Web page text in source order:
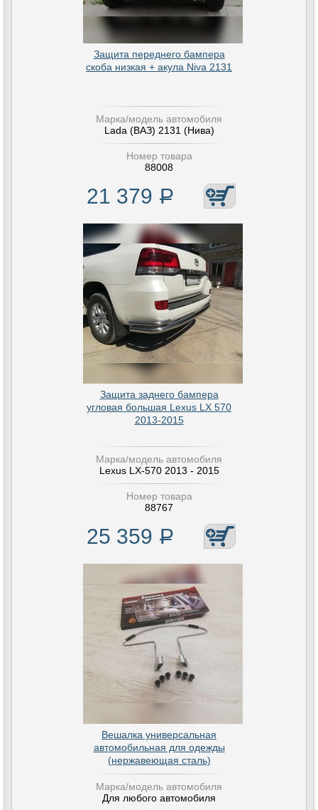
Защита переднего бампера
скоба низкая + акула Niva 2131
Марка/модель автомобиля
Lada (ВАЗ) 2131 (Нива)
Номер товара
88008
21 379 Р
Защита заднего бампера
угловая большая Lexus LX 570
2013-2015
Марка/модель автомобиля
Lexus LX-570 2013 - 2015
Номер товара
88767
25 359 Р
Вешалка универсальная
автомобильная для одежды
(нержавеющая сталь)
Марка/модель автомобиля
Для любого автомобиля